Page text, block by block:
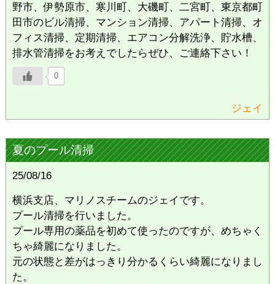
野市、伊勢原市、寒川町、大磯町、二宮町、東京都町
田市のビル清掃、マンション清掃、アパート清掃、オ
フィス清掃、定期清掃、エアコン分解洗浄、貯水槽、
排水管清掃をお考えでしたらぜひ、ご連絡下さい！
0
ジェイ
夏のプール清掃
25/08/16
横浜支店、マリノスチームのジェイです。
プール清掃を行いました。
プール専用の薬品を初めて使ったのですが、めちゃく
ちゃ綺麗になりました。
元の状態と差がはっきり分かるくらい綺麗になりまし
た。